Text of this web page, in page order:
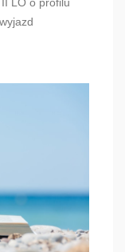
LO o profilu